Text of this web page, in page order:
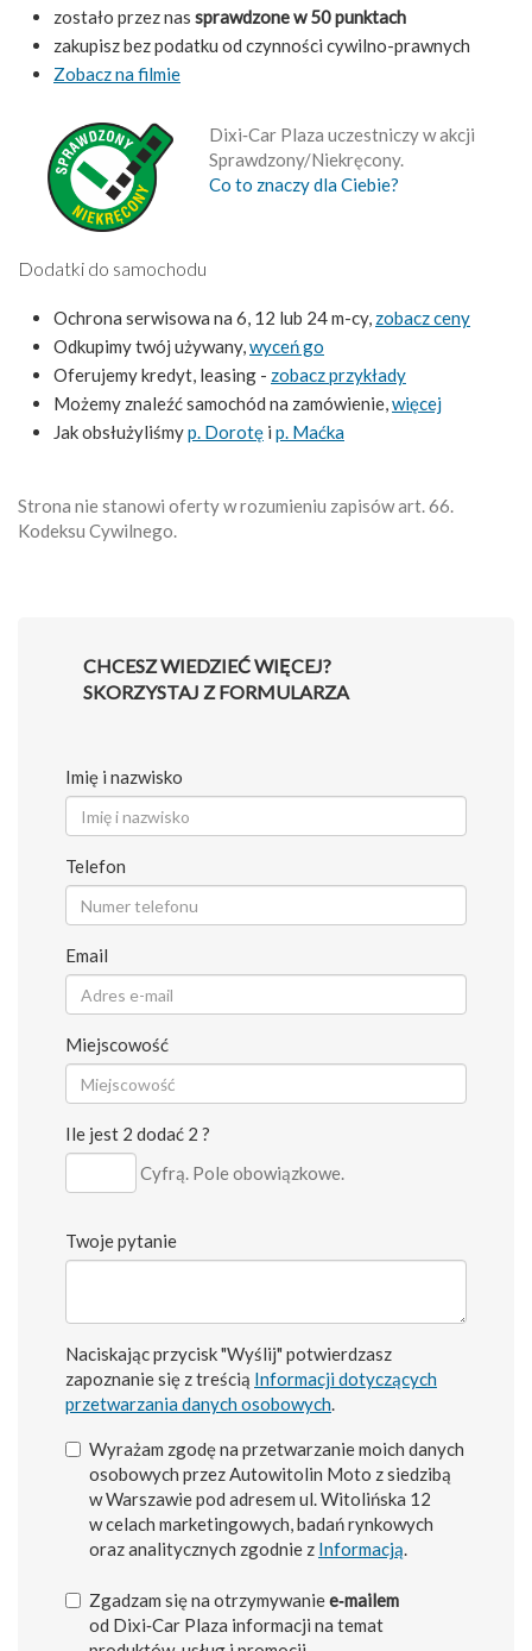
zostało przez nas sprawdzone w 50 punktach
zakupisz bez podatku od czynności cywilno-prawnych
Zobacz na filmie
Dixi‑Car Plaza uczestniczy w akcji
Sprawdzony/Niekręcony.
Co to znaczy dla Ciebie?
Dodatki do samochodu
Ochrona serwisowa na 6, 12 lub 24 m-cy, zobacz ceny
Odkupimy twój używany,wyceń go
Oferujemy kredyt, leasing - zobacz przykłady
Możemy znaleźć samochód na zamówienie,więcej
Jak obsłużyliśmyp. Dorotę i p. Maćka
Strona nie stanowi oferty w rozumieniu zapisów art. 66.
Kodeksu Cywilnego.
CHCESZ WIEDZIEĆ WIĘCEJ?
SKORZYSTAJ Z FORMULARZA
Imię i nazwisko
Telefon
Email
Miejscowość
Ile jest 2 dodać 2 ?
Cyfrą. Pole obowiązkowe.
Twoje pytanie
Naciskając przycisk "Wyślij" potwierdzasz
zapoznanie się z treścią Informacji dotyczących
przetwarzania danych osobowych
Wyrażam zgodę na przetwarzanie moich danych
osobowych przez Autowitolin Moto z siedzibą
w Warszawie pod adresem ul. Witolińska 12
w celach marketingowych, badań rynkowych
oraz analitycznych zgodnie z Informacją
Zgadzam się na otrzymywaniee‑mailem
od Dixi‑Car Plaza informacji na temat